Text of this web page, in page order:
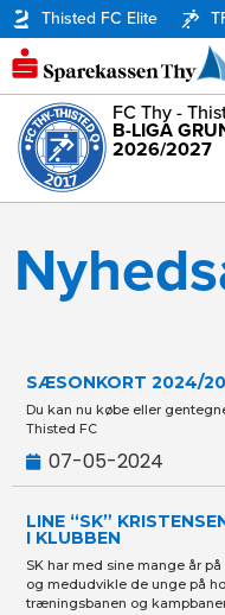
Thisted FC Elite
FC Thy -
B-LIGA
2026/2027
SÆSONKORT 2024/
Du kan nu købe eller
Thisted FC
07-05-2024
LINE “SK”
I KLUBBEN
SK har med sine mange år
og medudvikle de unge på
træningsbanen og